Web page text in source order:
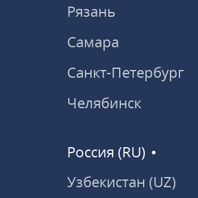
Рязань
Самара
Санкт-Петербург
Челябинск
Россия (RU)
Узбекистан (UZ)